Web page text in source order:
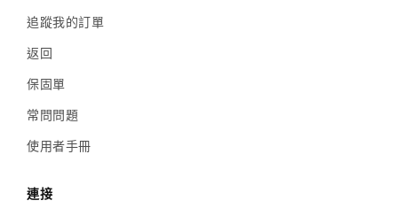
追蹤我的訂單
返回
保固單
常問問題
使用者手冊
連接